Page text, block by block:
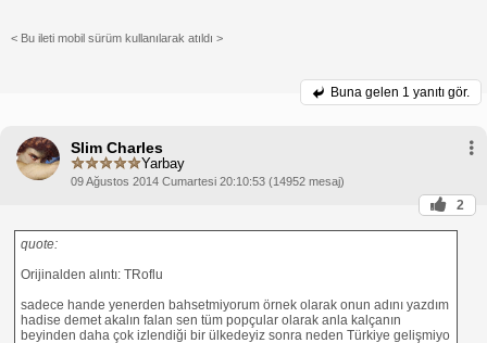
< Bu ileti mobil sürüm kullanılarak atıldı >
Buna gelen 1 yanıtı gör.
Slim Charles
Yarbay
09 Ağustos 2014 Cumartesi 20:10:53 (14952 mesaj)
2
quote:
Orijinalden alıntı: TRoflu
sadece hande yenerden bahsetmiyorum örnek olarak onun adını yazdım
hadise demet akalın falan sen tüm popçular olarak anla kalçanın
beyinden daha çok izlendiği bir ülkedeyiz sonra neden Türkiye gelişmiyo